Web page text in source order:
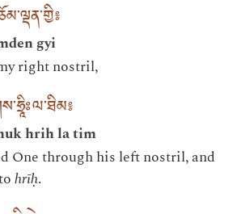
gyi
right nostril,
hrih la tim
One through his left nostril, and
hrīḥ.